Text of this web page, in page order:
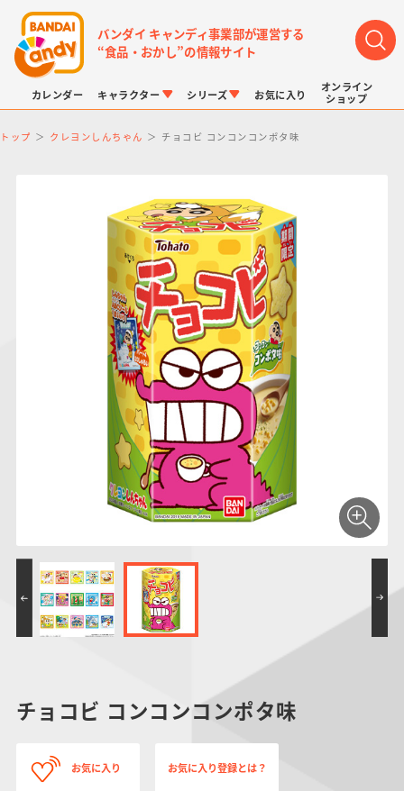
バンダイ キャンディ事業部が運営する
“食品・おかし”の情報サイト
カレンダー キャラクター
LINK TRAVELERS
仮面ライダーシリー
PROJECT R.E.D.・
スーパー戦隊シリー
ズ
プリキュアシリーズ
ガンダムシリーズ
ポケットモンスター
ドラゴンボール
アンパンマン
シリーズ
チョコボックス
キャラパキ
つりグミ
チョコサプ
にふぉるめーしょん
＆スクエアシール
SMPシリーズ
ポケモンキッズ
ポケモンスケールワ
お気に入り
オンライン
ショップ
トップ クレヨンしんちゃん チョコビ コンコンコンポタ味
チョコビ コンコンコンポタ味
お気に入り お気に入り登録とは？